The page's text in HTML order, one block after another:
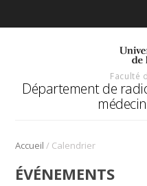
Faculté
Département de
Accueil / Calendrier
ÉVÉNEMENTS